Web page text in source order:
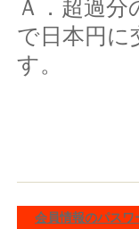
Ａ．超過
で日本円に
す。
会員情報のパスワ